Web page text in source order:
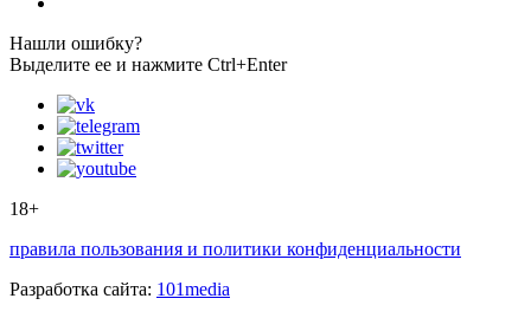
Нашли ошибку?
Выделите ее и нажмите Ctrl+Enter
18+
правила пользования и политики конфиденциальности
Разработка сайта: 101media